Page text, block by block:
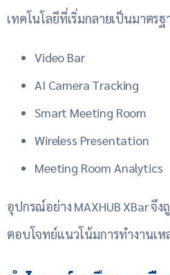
เทคโนโลยีที่เริ่มกลายเป็นมาตร
Video Bar
AI Camera Tracking
Smart Meeting Room
Wireless Presentation
Meeting Room Analytics
อุปกรณ์อย่าง MAXHUB XBar จึ
ตอบโจทย์แนวโน้มการทำงานเห